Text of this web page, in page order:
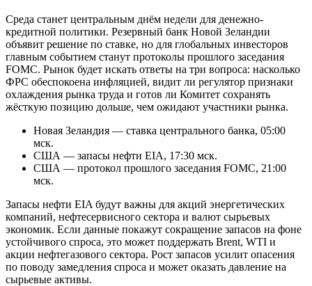
Среда станет центральным днём недели для денежно-
кредитной политики. Резервный банк Новой Зеландии
объявит решение по ставке, но для глобальных инвесторов
главным событием станут протоколы прошлого заседания
FOMC. Рынок будет искать ответы на три вопроса: насколько
ФРС обеспокоена инфляцией, видит ли регулятор признаки
охлаждения рынка труда и готов ли Комитет сохранять
жёсткую позицию дольше, чем ожидают участники рынка.
Новая Зеландия — ставка центрального банка, 05:00
мск.
США — запасы нефти EIA, 17:30 мск.
США — протокол прошлого заседания FOMC, 21:00
мск.
Запасы нефти EIA будут важны для акций энергетических
компаний, нефтесервисного сектора и валют сырьевых
экономик. Если данные покажут сокращение запасов на фоне
устойчивого спроса, это может поддержать Brent, WTI и
акции нефтегазового сектора. Рост запасов усилит опасения
по поводу замедления спроса и может оказать давление на
сырьевые активы.